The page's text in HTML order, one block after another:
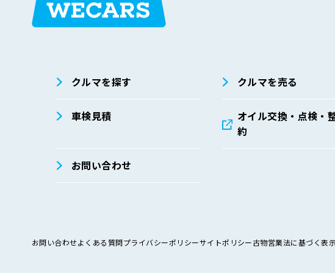
クルマを探す クルマを売る
車検見積
オイル交換・点検・
約
お問い合わせ
お問い合わせよくある質問プライバシーポリシーサイトポリシー古物営業法に基づく表